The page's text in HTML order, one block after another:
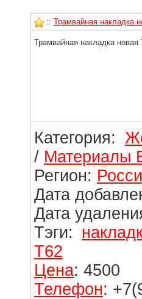
:: Трамвайная накладка
Трамвайная накладка
Категория:
/ Материалы
Регион:
Дата
Дата
Тэги:
Т62
Цена: 4500
Телефон: